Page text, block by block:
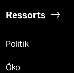
Ressorts
Politik
Öko